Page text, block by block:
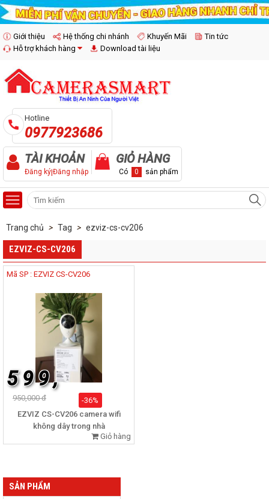
Giới thiệu Hệ thống chi nhánh Khuyến Mãi
Tin tức
Hỗ trợ khách hàng
Download tài liệu
Hotline
0977923686
TÀI KHOẢN
Đăng ký|Đăng nhập
GIỎ HÀNG
Có 0 sản phẩm
Trang chủ > Tag > ezviz-cs-cv206
EZVIZ-CS-CV206
Mã SP : EZVIZ CS-CV206
5 9 9 ,
950,000 đ
-36%
EZVIZ CS-CV206 camera wifi
không dây trong nhà
Giỏ hàng
SẢN PHẨM